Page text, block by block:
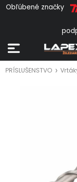
Obľúbené značky
PRÍSLUŠENSTVO